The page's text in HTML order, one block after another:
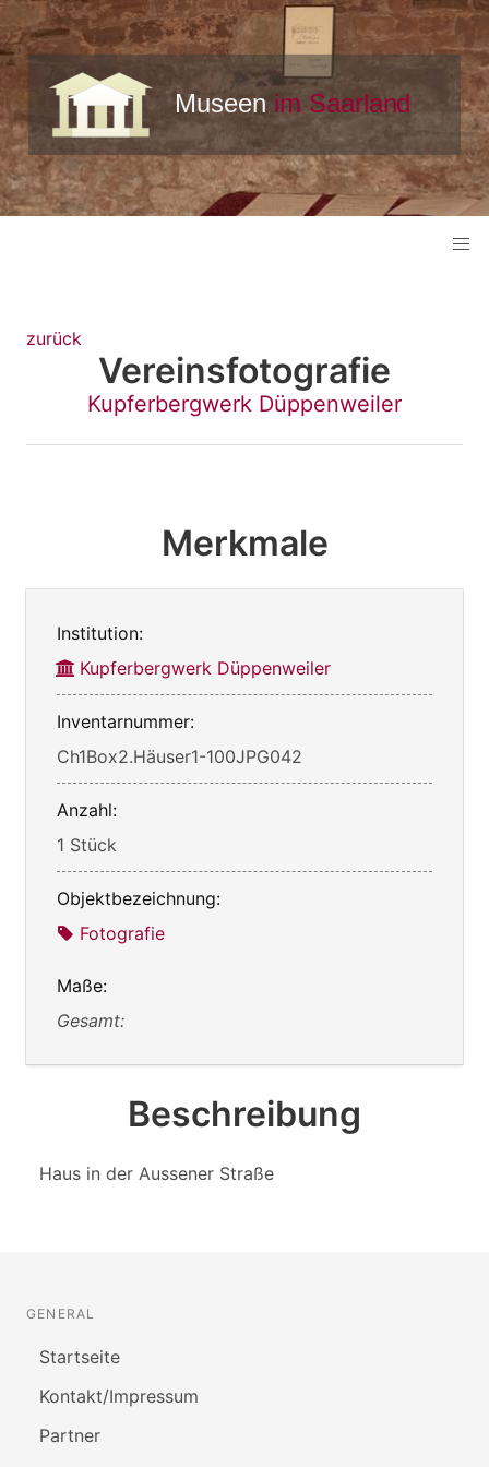
zurück
Vereinsfotografie
Kupferbergwerk Düppenweiler
Merkmale
Institution:
Kupferbergwerk Düppenweiler
Inventarnummer:
Ch1Box2.Häuser1-100JPG042
Anzahl:
1 Stück
Objektbezeichnung:
Fotografie
Maße:
Gesamt:
Beschreibung
Haus in der Aussener Straße
GENERAL
Startseite
Kontakt/Impressum
Partner